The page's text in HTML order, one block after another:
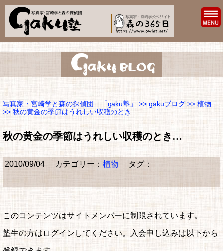
写真家・宮崎学と森の探偵団 「gaku塾」 >> gakuブログ >> 植物
>> 秋の黄金の季節はうれしい収穫のとき…
秋の黄金の季節はうれしい収穫のとき…
2010/09/04 カテゴリー： 植物 タグ：
このコンテンツはサイトメンバーに制限されています。
塾生の方はログインしてください。入会申し込みは以下から